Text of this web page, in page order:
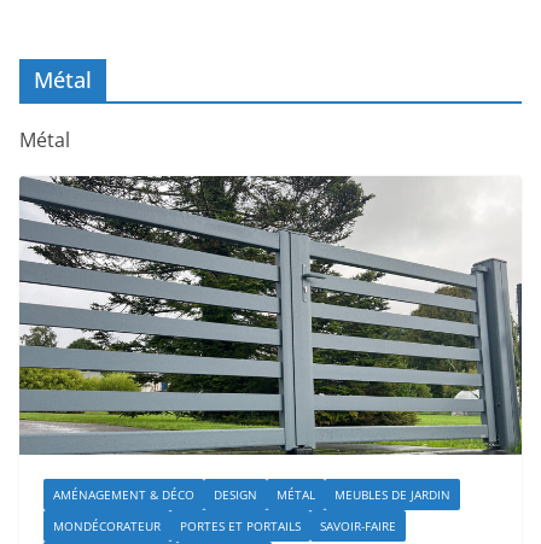
Métal
Métal
AMÉNAGEMENT & DÉCO DESIGN MÉTAL
MEUBLES DE JARDIN
MONDÉCORATEUR
PORTES ET PORTAILS
SAVOIR-FAIRE